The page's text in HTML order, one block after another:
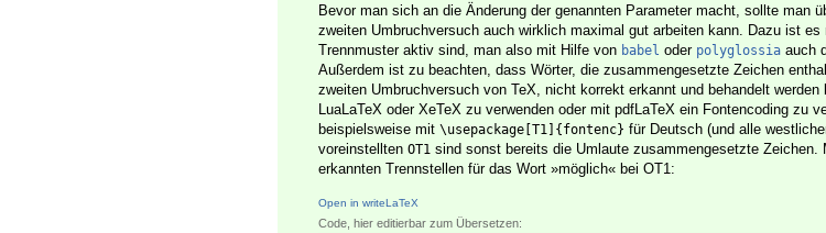
Bevor man sich an die Änderung der genannten Parameter macht, sollte man
zweiten Umbruchversuch auch wirklich maximal gut arbeiten kann. Dazu ist
Trennmuster aktiv sind, man also mit Hilfe von babel oder polyglossia auch
Außerdem ist zu beachten, dass Wörter, die zusammengesetzte Zeichen
zweiten Umbruchversuch von TeX, nicht korrekt erkannt und behandelt
LuaLaTeX oder XeTeX zu verwenden oder mit pdfLaTeX ein Fontencoding zu
beispielsweise mit \usepackage[T1]{fontenc} für Deutsch (und alle
voreinstellten OT1 sind sonst bereits die Umlaute zusammengesetzte Zeichen.
erkannten Trennstellen für das Wort »möglich« bei OT1:
Open in writeLaTeX
Code, hier editierbar zum Übersetzen: